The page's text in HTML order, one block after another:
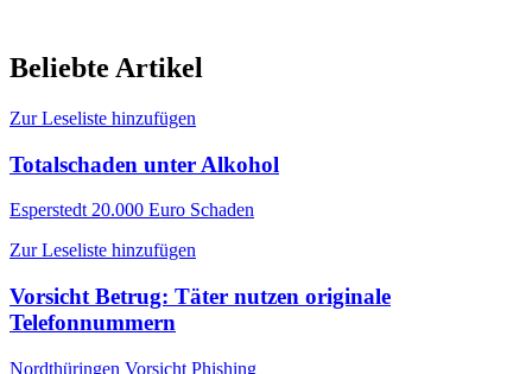
Beliebte Artikel
Zur Leseliste hinzufügen
Totalschaden unter Alkohol
Esperstedt 20.000 Euro Schaden
Zur Leseliste hinzufügen
Vorsicht Betrug: Täter nutzen originale
Telefonnummern
Nordthüringen Vorsicht Phishing